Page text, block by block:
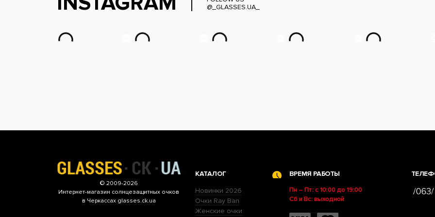
@_GLASSES.UA_
© 2009-2026
Интернет-магазин солнцезащитных очков
в Черкассах glasses.ck.ua
КАТАЛОГ
Новинки 2026
Очки Ray Ban
Женские очки
ВРЕМЯ РАБОТЫ
Пн – Пт: с 10:00 до 19:00
Сб и Вс: выходной